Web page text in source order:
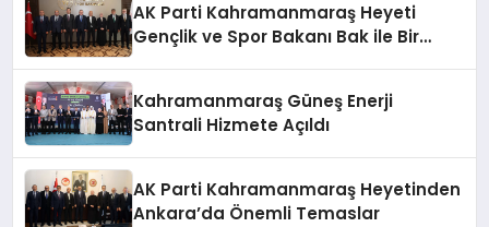
AK Parti Kahramanmaraş Heyeti
Gençlik ve Spor Bakanı Bak ile Bir
Kahramanmaraş Güneş Enerji
Santrali Hizmete Açıldı
AK Parti Kahramanmaraş Heyetinden
Ankara’da Önemli Temaslar